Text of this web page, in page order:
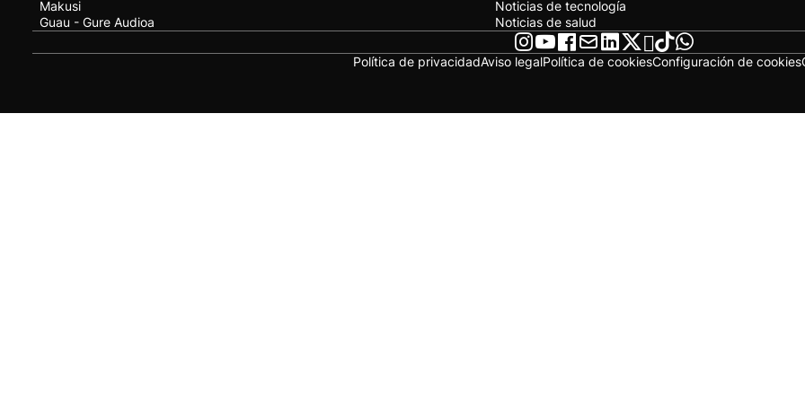
Makusi
Guau - Gure Audioa
Noticias de tecnología
Noticias de salud
Política de privacidadAviso legalPolítica de cookiesConfiguración de cookies